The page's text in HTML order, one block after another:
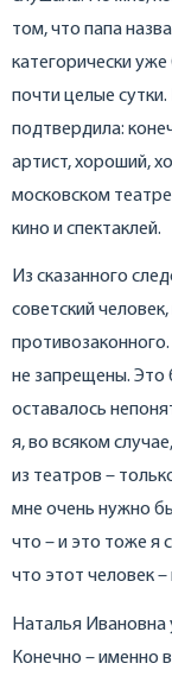
том, что папа
категорически
почти целые
подтвердила:
артист, хороший,
московском
кино и спектаклей.
Из сказанного
советский
не запрещены. Это
оставалось
я, во всяком
из театров –
мне очень нужно
что – и это тоже я
что этот человек
Наталья Ивановна
Конечно – именно